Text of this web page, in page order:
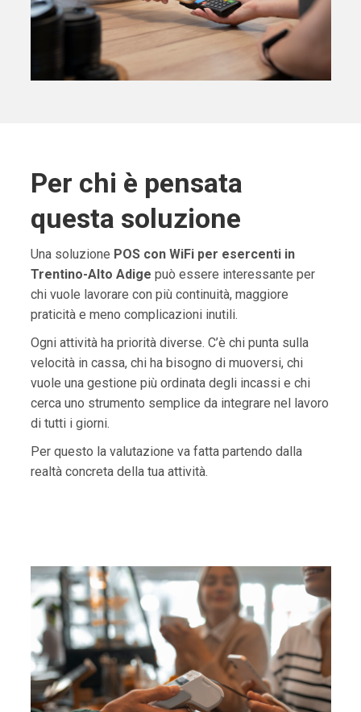
Per chi è pensata
questa soluzione
Una soluzione POS con WiFi per esercenti in
Trentino-Alto Adige può essere interessante per
chi vuole lavorare con più continuità, maggiore
praticità e meno complicazioni inutili.
Ogni attività ha priorità diverse. C’è chi punta sulla
velocità in cassa, chi ha bisogno di muoversi, chi
vuole una gestione più ordinata degli incassi e chi
cerca uno strumento semplice da integrare nel lavoro
di tutti i giorni.
Per questo la valutazione va fatta partendo dalla
realtà concreta della tua attività.